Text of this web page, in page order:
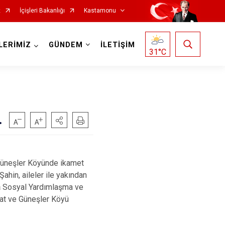
İçişleri Bakanlığı Kastamonu
İnebolu
Küre
GÜNDEM İLETİŞİM
31°C
Köyünde ikamet
aileler ile yakından
Yardımlaşma ve
ve Güneşler Köyü